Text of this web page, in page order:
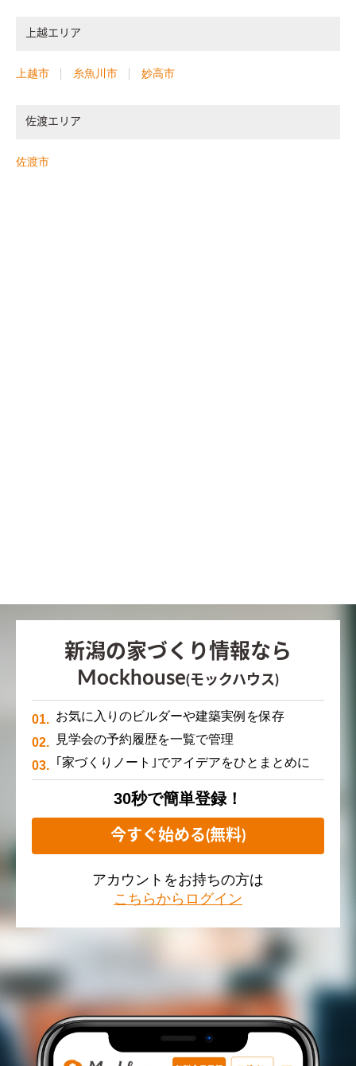
上越エリア
上越市 糸魚川市 妙高市
佐渡エリア
佐渡市
新潟の家づくり情報なら
Mockhouse(モックハウス)
お気に入りのビルダーや建築実例を保存
見学会の予約履歴を一覧で管理
｢家づくりノート｣でアイデアをひとまとめに
30秒で簡単登録！
今すぐ始める(無料)
アカウントをお持ちの方は
こちらからログイン